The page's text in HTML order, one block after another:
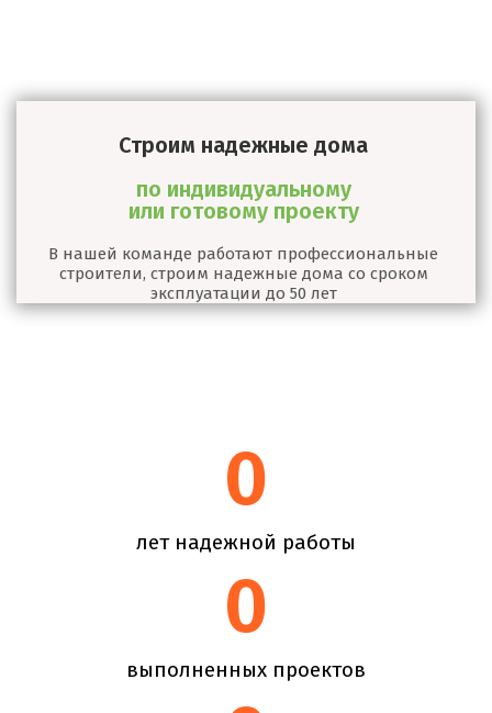
Строим надежные дома
по индивидуальному
или готовому проекту
В нашей команде работают профессиональные
строители, строим надежные дома со сроком
эксплуатации до 50 лет
0
лет надежной работы
0
выполненных проектов